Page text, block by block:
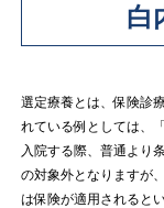
白
選定療養とは、保険診
れている例としては、
入院する際、普通より
の対象外となりますが
は保険が適用されると